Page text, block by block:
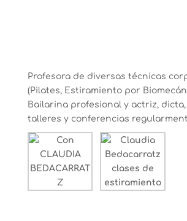
Profesora de diversas técnicas
(Pilates, Estiramiento por
Bailarina profesional y actriz,
talleres y conferencias